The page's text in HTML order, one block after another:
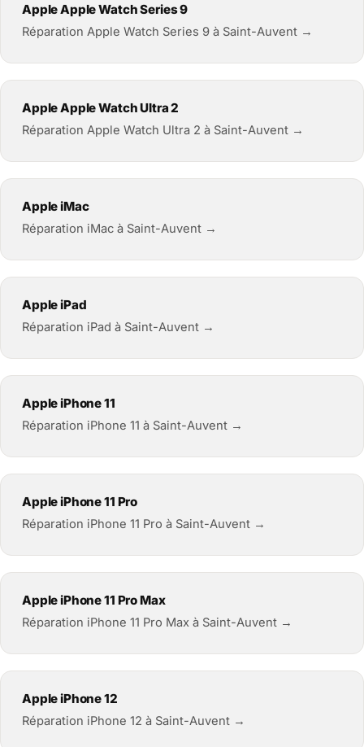
Apple Apple Watch Series 9
Réparation Apple Watch Series 9 à Saint-Auvent →
Apple Apple Watch Ultra 2
Réparation Apple Watch Ultra 2 à Saint-Auvent →
Apple iMac
Réparation iMac à Saint-Auvent →
Apple iPad
Réparation iPad à Saint-Auvent →
Apple iPhone 11
Réparation iPhone 11 à Saint-Auvent →
Apple iPhone 11 Pro
Réparation iPhone 11 Pro à Saint-Auvent →
Apple iPhone 11 Pro Max
Réparation iPhone 11 Pro Max à Saint-Auvent →
Apple iPhone 12
Réparation iPhone 12 à Saint-Auvent →